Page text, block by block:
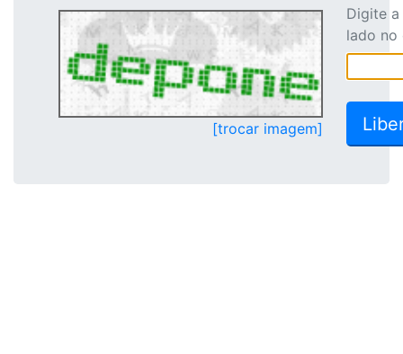
[trocar imagem]
Digite
lado no